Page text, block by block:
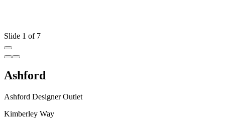
Slide 1 of 7
Ashford
Ashford Designer Outlet
Kimberley Way